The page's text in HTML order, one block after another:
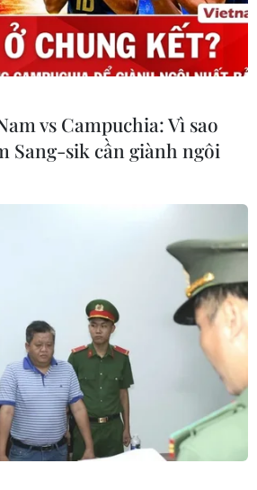
vụ cá Nam,
vươn khơi
đầu tư thận
Trung Đông
trong 7 tuần
đồng loạt giảm,
còn 22.324
vs Campuchia: Vì sao
Sang-sik cần giành ngôi